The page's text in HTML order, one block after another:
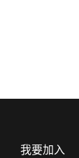
我要加入